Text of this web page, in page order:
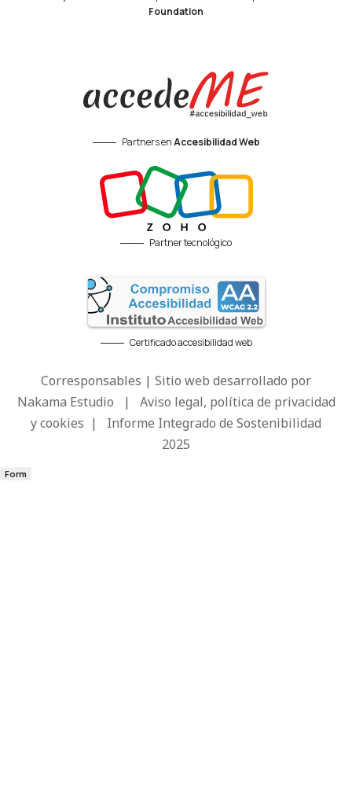
Foundation
Partners enAccesibilidad Web
Partner tecnológico
Certificado accesibilidad web
Corresponsables | Sitio web desarrollado por
Nakama Estudio | Aviso legal, política de privacidad
y cookies | Informe Integrado de Sostenibilidad
2025
Form